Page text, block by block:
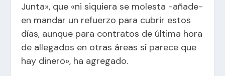
Junta», que «ni siquiera se molesta -añade-
en mandar un refuerzo para cubrir estos
días, aunque para contratos de última hora
de allegados en otras áreas sí parece que
hay dinero», ha agregado.